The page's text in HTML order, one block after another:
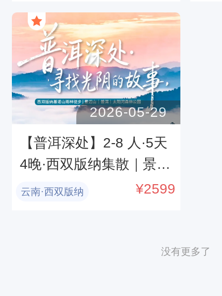
山+西双版纳
【普洱深处】2-8 人·5天
4晚·西双版纳集散｜景迈
山｜普洱｜太阳河森林公
2026-05-29
云南·西双版纳 ¥2599
没有更多了